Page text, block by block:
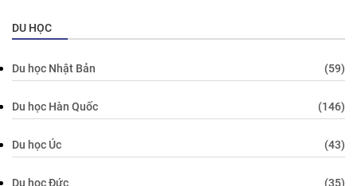
DU HỌC
Du học Nhật Bản (59)
Du học Hàn Quốc (146)
Du học Úc (43)
Du học Đức (35)